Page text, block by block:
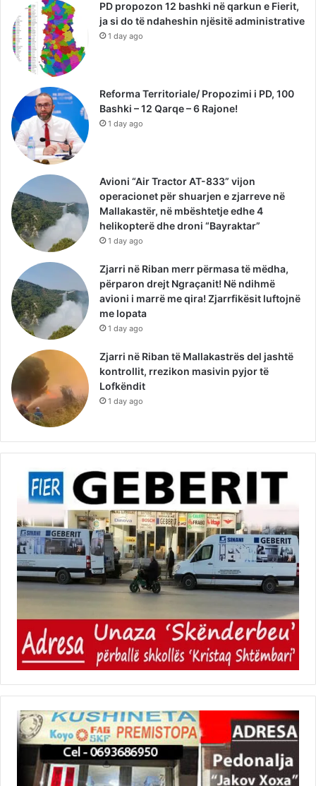
PD propozon 12 bashki në qarkun e Fierit,
ja si do të ndaheshin njësitë administrative
1 day ago
Reforma Territoriale/ Propozimi i PD, 100
Bashki – 12 Qarqe – 6 Rajone!
1 day ago
Avioni “Air Tractor AT-833” vijon
operacionet për shuarjen e zjarreve në
Mallakastër, në mbështetje edhe 4
helikopterë dhe droni “Bayraktar”
1 day ago
Zjarri në Riban merr përmasa të mëdha,
përparon drejt Ngraçanit! Në ndihmë
avioni i marrë me qira! Zjarrfikësit luftojnë
me lopata
1 day ago
Zjarri në Riban të Mallakastrës del jashtë
kontrollit, rrezikon masivin pyjor të
Lofkëndit
1 day ago